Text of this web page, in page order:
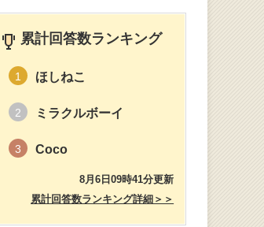
累計回答数ランキング
1 ほしねこ
2 ミラクルボーイ
3 Coco
8月6日09時41分更新
累計回答数ランキング詳細＞＞